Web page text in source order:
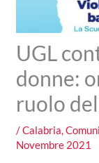
UGL
donne:
ruolo
/Calabria,
Novembre 2021